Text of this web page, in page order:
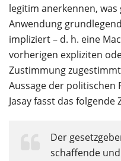
legitim anerkennen,
Anwendung
impliziert – d. h. eine
vorherigen expliziten
Zustimmung
Aussage der politischen
Jasay fasst das folgende
Der
schaffende